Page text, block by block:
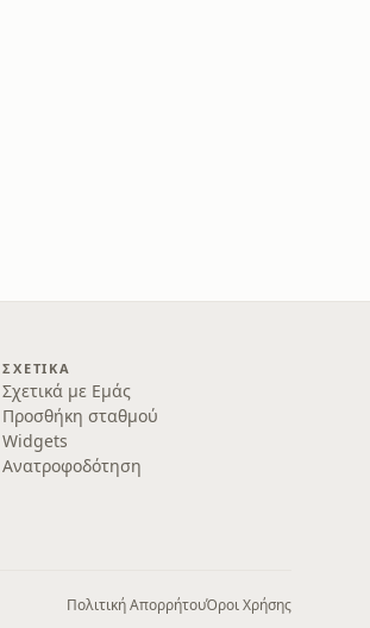
ΣΧΕΤΙΚΆ
Σχετικά με Εμάς
Προσθήκη σταθμού
Widgets
Ανατροφοδότηση
Πολιτική ΑπορρήτουΌροι Χρήσης